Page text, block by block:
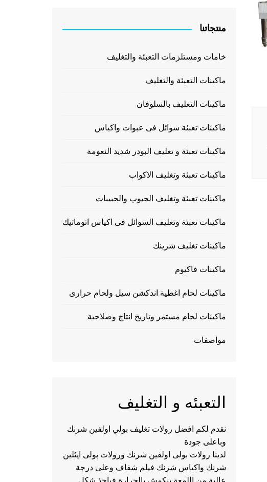
منتجاتنا
خامات ومستلزمات التعبئة والتغليف
ماكينات التعبئة والتغليف
ماكينات التغليف بالسلوفان
ماكينات تعبئة سوائل فى عبوات واكياس
ماكينات تعبئة و تغليف البودر شديد النعومة
ماكينات تعبئة وتغليف الاكواب
ماكينات تعبئة وتغليف الحبوب والحبيبات
ماكينات تعبئة وتغليف السوائل فى اكياس اتوماتيك
ماكينات تغليف شرينك
ماكينات فاكيوم
ماكينات لحام اغطية اندكشن سيل ولحام حرارى
ماكينات لحام مستمر وتاريخ انتاج وصلاحية
مواصفات
التعبئه و التغليف
نقدم لكم افضل رولات تغليف بولي اولفين شرنك
وباعلى جودة
لدينا رولات بولى اولفين شرنك ورولات بولى ايثلين
شرنك واكياس شرنك فيلم شفاف وعلى درجة
عالية من اللمعة ينكمش بالحرارة فياخذ شكل